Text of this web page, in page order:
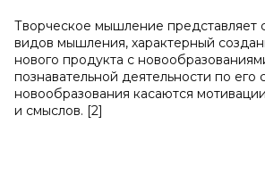
Творческое мышление представляет
видов мышления, характерный
нового продукта с
познавательной деятельности по его
новообразования касаются
и смыслов. [2]